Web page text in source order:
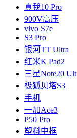
真我10 Pro
900V高压
vivo S7e
S3 Pro
银河TT Ultra
红米K Pad2
三星Note20 Ult
极狐贝塔S3
手机
一加Ace3
P50 Pro
塑料中框